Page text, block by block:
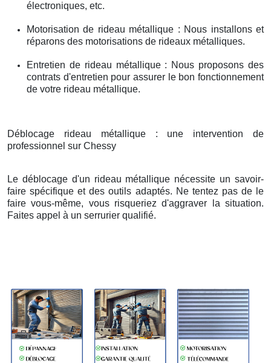
électroniques, etc.
Motorisation de rideau métallique : Nous installons et
réparons des motorisations de rideaux métalliques.
Entretien de rideau métallique : Nous proposons des
contrats d'entretien pour assurer le bon fonctionnement
de votre rideau métallique.
Déblocage rideau métallique : une intervention de
professionnel sur Chessy
Le déblocage d'un rideau métallique nécessite un savoir-
faire spécifique et des outils adaptés. Ne tentez pas de le
faire vous-même, vous risqueriez d'aggraver la situation.
Faites appel à un serrurier qualifié.